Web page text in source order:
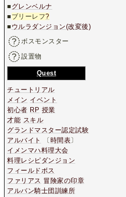
■ グレンベルナ
■ ブリーレフ?
■ ウルラダンジョン(改変後)
ボスモンスター
設置物
Quest
チュートリアル
メイン イベント
初心者 RP 授業
才能 スキル
グランドマスター認定試験
アルバイト
〔 時間表〕
イメンマハ料理大会
料理レシピダンジョン
フィールドボス
ファリアス 冒険家の印章
アルバン騎士団訓練所